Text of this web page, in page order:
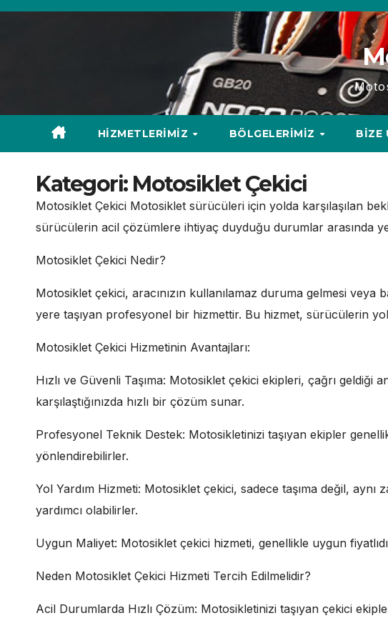
Skip
HIZMETLERIMIZ BÖLGELERIMIZ BIZE
Kategori: Motosiklet Çekici
Motosiklet Çekici Motosiklet sürücüleri için yolda karşılaşılan
sürücülerin acil çözümlere ihtiyaç duyduğu durumlar arasında
Motosiklet Çekici Nedir?
Motosiklet çekici, aracınızın kullanılamaz duruma gelmesi
yere taşıyan profesyonel bir hizmettir. Bu hizmet, sürücülerin
Motosiklet Çekici Hizmetinin Avantajları:
Hızlı ve Güvenli Taşıma: Motosiklet çekici ekipleri, çağrı
karşılaştığınızda hızlı bir çözüm sunar.
Profesyonel Teknik Destek: Motosikletinizi taşıyan ekipler
yönlendirebilirler.
Yol Yardım Hizmeti: Motosiklet çekici, sadece taşıma değil,
yardımcı olabilirler.
Uygun Maliyet: Motosiklet çekici hizmeti, genellikle uygun
Neden Motosiklet Çekici Hizmeti Tercih Edilmelidir?
Acil Durumlarda Hızlı Çözüm: Motosikletinizi taşıyan çekici